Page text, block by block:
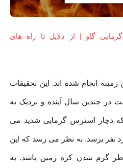
گاو | از دلایل تا راه های
انجام شده اند. این تحقیقات
در چندین سال آینده و نزدیک به
که دچار استرس گرمایی شدید می
بیشتر از ۱.۲ میلیارد نفر برسد. به نظر می رسد که این
گرم شدن کره زمین باشد. به